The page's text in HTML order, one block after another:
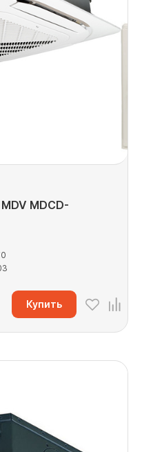
MDCD-
Купить